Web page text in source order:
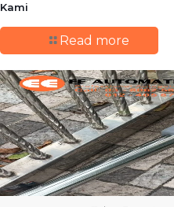
Kami
Read more